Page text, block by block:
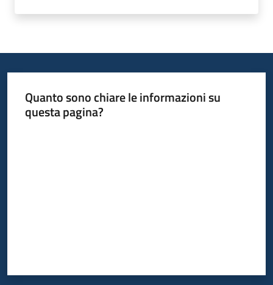
Quanto sono chiare le informazioni su
questa pagina?